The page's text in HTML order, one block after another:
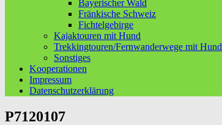
Bayerischer Wald
Fränkische Schweiz
Fichtelgebirge
Kajaktouren mit Hund
Trekkingtouren/Fernwanderwege mit Hund
Sonstiges
Kooperationen
Impressum
Datenschutzerklärung
P7120107